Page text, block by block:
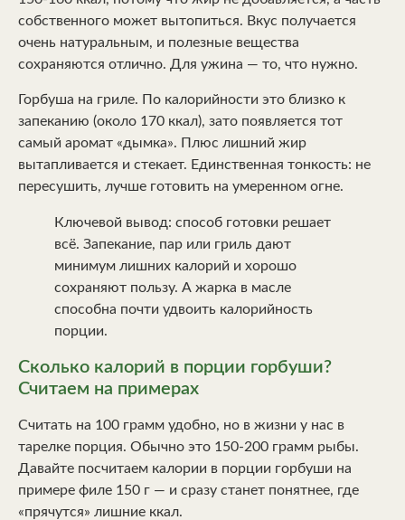
собственного может вытопиться. Вкус получается
очень натуральным, и полезные вещества
сохраняются отлично. Для ужина — то, что нужно.
Горбуша на гриле. По калорийности это близко к
запеканию (около 170 ккал), зато появляется тот
самый аромат «дымка». Плюс лишний жир
вытапливается и стекает. Единственная тонкость: не
пересушить, лучше готовить на умеренном огне.
Ключевой вывод: способ готовки решает
всё. Запекание, пар или гриль дают
минимум лишних калорий и хорошо
сохраняют пользу. А жарка в масле
способна почти удвоить калорийность
порции.
Сколько калорий в порции горбуши?
Считаем на примерах
Считать на 100 грамм удобно, но в жизни у нас в
тарелке порция. Обычно это 150-200 грамм рыбы.
Давайте посчитаем калории в порции горбуши на
примере филе 150 г — и сразу станет понятнее, где
«прячутся» лишние ккал.